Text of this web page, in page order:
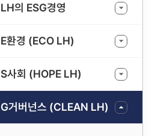
LH의 ESG경영
E환경 (ECO LH)
S사회 (HOPE LH)
G거버넌스 (CLEAN LH)